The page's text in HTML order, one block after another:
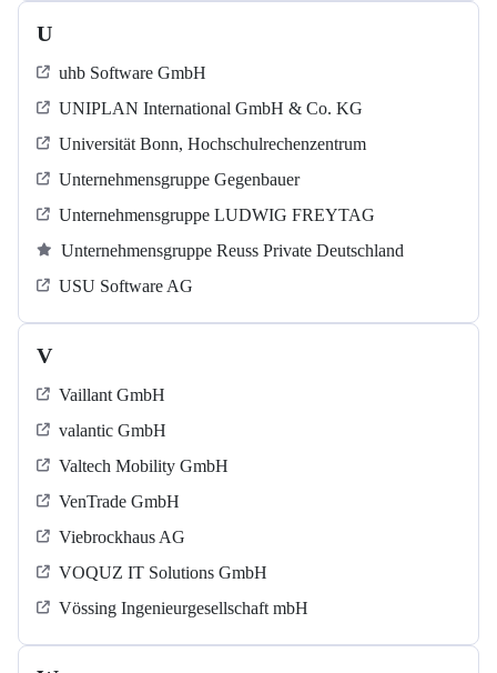
U
uhb Software GmbH
UNIPLAN International GmbH & Co. KG
Universität Bonn, Hochschulrechenzentrum
Unternehmensgruppe Gegenbauer
Unternehmensgruppe LUDWIG FREYTAG
Unternehmensgruppe Reuss Private Deutschland
USU Software AG
V
Vaillant GmbH
valantic GmbH
Valtech Mobility GmbH
VenTrade GmbH
Viebrockhaus AG
VOQUZ IT Solutions GmbH
Vössing Ingenieurgesellschaft mbH